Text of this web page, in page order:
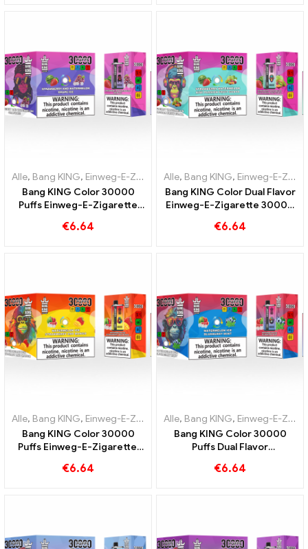
Alle, Bang KING, Einweg-E-Zigaretten Litauen ,Einweg-E-
Bang KING Color 30000
Puffs Einweg-E-Zigarette
Strawberry Watermelon und
€6.64
Alle, Bang KING, Einweg-E-Zigaretten Litauen
Bang KING Color Dual Flavor
Einweg-E-Zigarette 30000
Strawberry Watermelon und
€6.64
Alle, Bang KING, Einweg-E-Zigaretten Litauen ,Einweg-E-
Bang KING Color 30000
Puffs Einweg-E-Zigarette.
aus kühlem
€6.64
Alle, Bang KING, Einweg-E-Zigaretten Litauen
Bang KING Color 30000
Puffs Dual Flavor
Kombination aus Blueberry
€6.64